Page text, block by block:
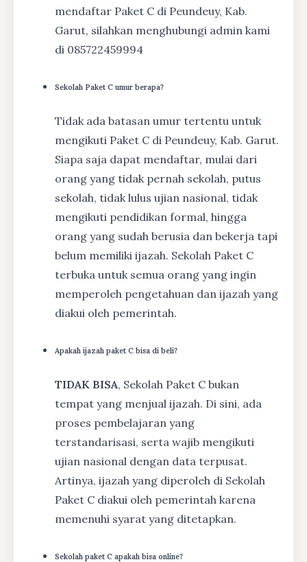
mendaftar Paket C di Peundeuy, Kab.
Garut, silahkan menghubungi admin kami
di 085722459994
Sekolah Paket C umur berapa?
Tidak ada batasan umur tertentu untuk
mengikuti Paket C di Peundeuy, Kab. Garut.
Siapa saja dapat mendaftar, mulai dari
orang yang tidak pernah sekolah, putus
sekolah, tidak lulus ujian nasional, tidak
mengikuti pendidikan formal, hingga
orang yang sudah berusia dan bekerja tapi
belum memiliki ijazah. Sekolah Paket C
terbuka untuk semua orang yang ingin
memperoleh pengetahuan dan ijazah yang
diakui oleh pemerintah.
Apakah ijazah paket C bisa di beli?
TIDAK BISA, Sekolah Paket C bukan
tempat yang menjual ijazah. Di sini, ada
proses pembelajaran yang
terstandarisasi, serta wajib mengikuti
ujian nasional dengan data terpusat.
Artinya, ijazah yang diperoleh di Sekolah
Paket C diakui oleh pemerintah karena
memenuhi syarat yang ditetapkan.
Sekolah paket C apakah bisa online?